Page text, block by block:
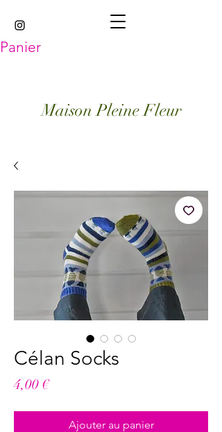
Panier
Maison Pleine Fleur
Célan Socks
4,00 €Prix
Ajouter au panier